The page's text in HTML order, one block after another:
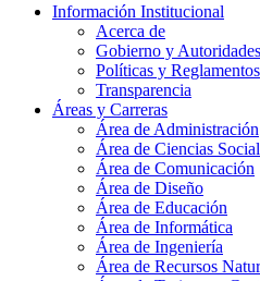
Información Institucional
Acerca de
Gobierno y Autoridades​
Políticas y Reglamentos​
Transparencia
Áreas y Carreras
Área de Administración
Área de Ciencias
Área de Comunicación
Área de Diseño
Área de Educación
Área de Informática
Área de Ingeniería
Área de Recursos